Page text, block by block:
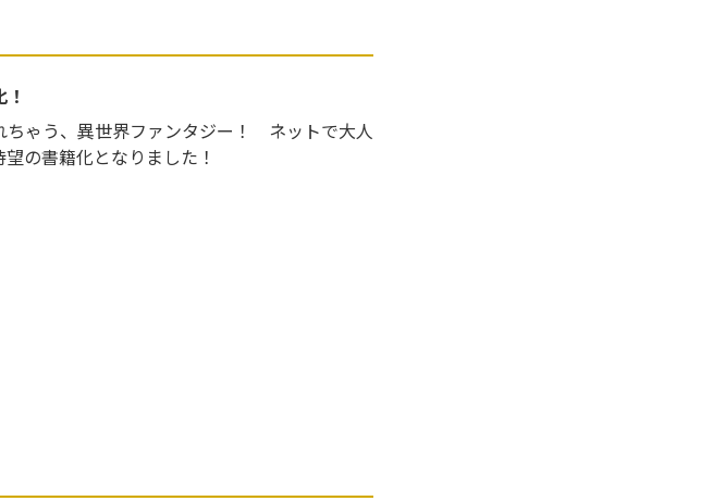
ちゃう、異世界ファンタジー！ ネットで大人
の書籍化となりました！